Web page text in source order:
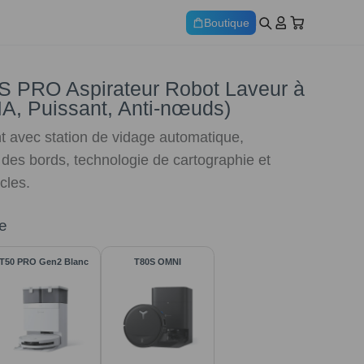
Boutique
PRO Aspirateur Robot Laveur à
Puissant, Anti-nœuds)
avec station de vidage automatique,
bords, technologie de cartographie et
T50 PRO Gen2 Blanc T80S OMNI